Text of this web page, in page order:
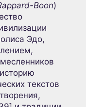
Boon)
Эдо,
текстов